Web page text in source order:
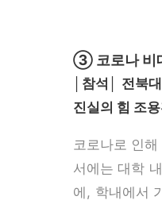
③ 코로나 비
│참석│ 전북
진실의 힘 조
코로나로 인
서에는 대학
에, 학내에서